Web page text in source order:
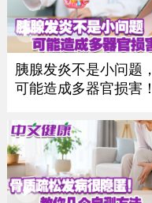
胰腺发炎不是小问题，
可能造成多器官损害！